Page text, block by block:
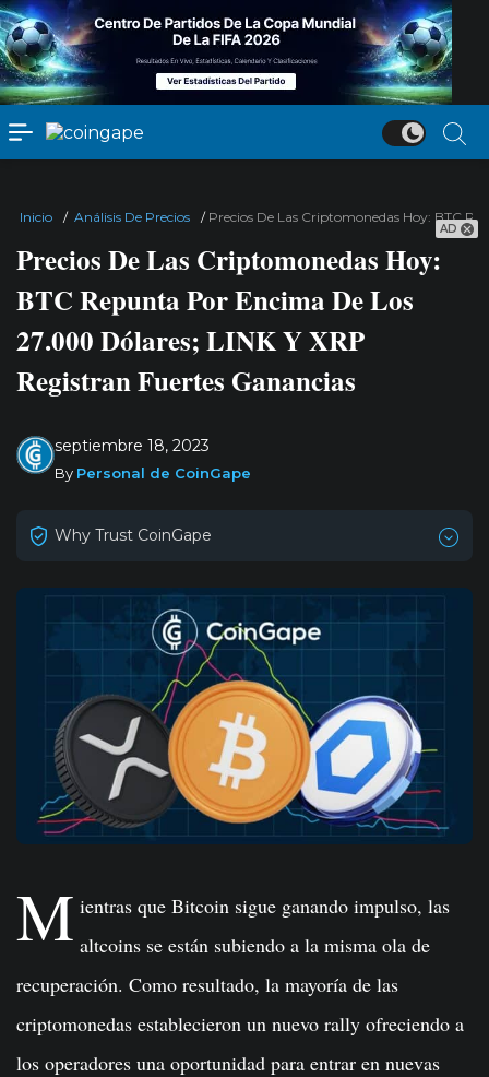
AD
Inicio / Análisis De Precios / Precios De Las Criptomonedas Hoy: BTC
Precios De Las Criptomonedas Hoy:
BTC Repunta Por Encima De Los
27.000 Dólares; LINK Y XRP
Registran Fuertes Ganancias
septiembre 18, 2023
By Personal de CoinGape
Why Trust CoinGape
M ientras que Bitcoin sigue ganando impulso, las
altcoins se están subiendo a la misma ola de
recuperación. Como resultado, la mayoría de las
criptomonedas establecieron un nuevo rally ofreciendo a
los operadores una oportunidad para entrar en nuevas